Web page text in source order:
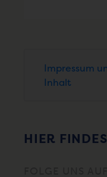
Impressum
Inhalt
HIER